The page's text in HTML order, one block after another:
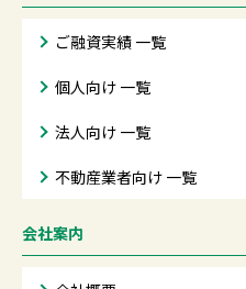
ご融資実績 一覧
個人向け 一覧
法人向け 一覧
不動産業者向け 一覧
会社案内